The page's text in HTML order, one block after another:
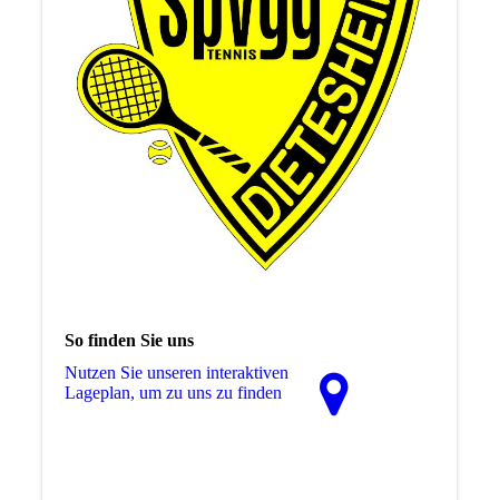
So finden Sie uns
Nutzen Sie unseren interaktiven
La­ge­plan, um zu uns zu finden